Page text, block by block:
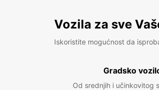
Vozila za sve
Iskoristite mogućnost da
Gradsko
Od srednjih i učinkovitog